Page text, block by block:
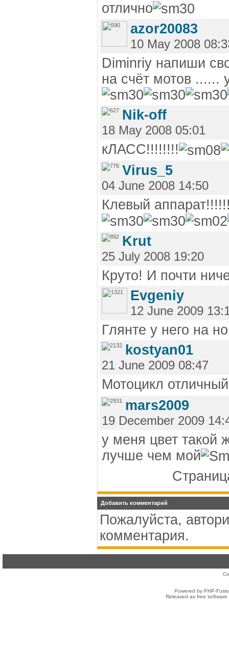
отлично
azor20083
10 May 2008
Diminriy напиши
на счёт мотов ......
Nik-off
18 May 2008 05:01
кЛАСС!!!!!!!!
Virus_5
04 June 2008 14:50
Клевый
Krut
25 July 2008 19:20
Круто! И почти
Evgeniy
12 June 2009
Глянте у него на
kostyan01
21 June 2009 08:47
Мотоцикл
mars2009
19 December 2009
у меня цвет такой
лучше чем мой
Добавить комментарий
Пожалуйста,
комментария.
Powered by PHP-
Released as free